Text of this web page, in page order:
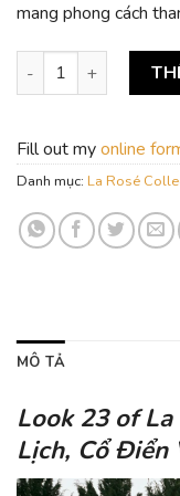
mang phong cách
Look 23 of La Rosé
Fill out myonline
Danh mục: La Rosé
MÔ TẢ
Look 23 of
Lịch, Cổ Điển